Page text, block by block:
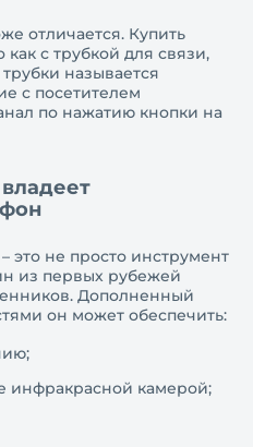
отличается. Купить
с трубкой для связи,
называется
с посетителем
по нажатию кнопки на
– это не просто инструмент
из первых рубежей
Дополненный
он может обеспечить:
инфракрасной камерой;